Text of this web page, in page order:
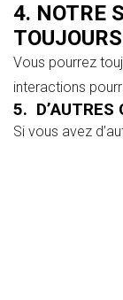
4. NOTRE
Vous pourrez
interactions
5. D’AUTRES
Si vous avez